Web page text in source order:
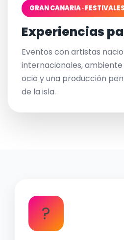
GRAN CANARIA ·
Experiencias
Eventos con artistas
internacionales,
ocio y una producción
de la isla.
?